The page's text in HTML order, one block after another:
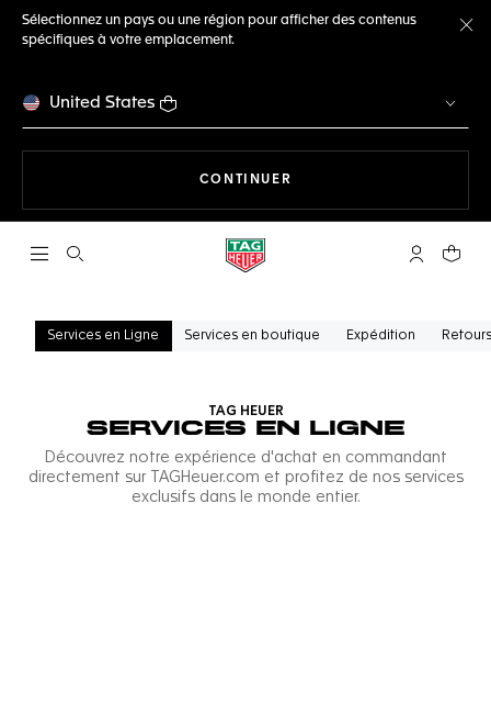
Sélectionnez un pays ou une région pour afficher des contenus
spécifiques à votre emplacement.
United States
CONTINUER
Ouvrir la barre de recherche Compte My
Votre